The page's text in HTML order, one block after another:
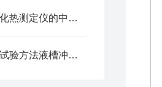
基于直接法水泥水化热测定仪的中热、低热水泥胶砂水化热检测试验规程
微电路元件可靠性试验方法液槽冲击试验箱